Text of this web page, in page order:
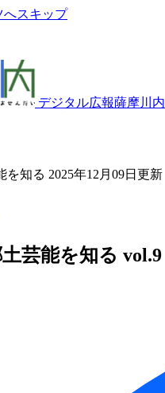
へスキップ
デジタル広報薩摩川内
を知る 2025年12月09日更新
芸能を知る vol.9